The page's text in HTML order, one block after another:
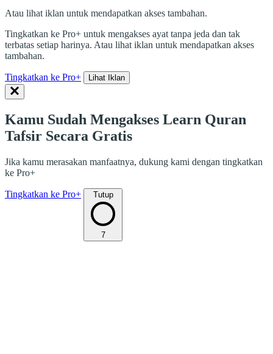
Atau lihat iklan untuk mendapatkan akses tambahan.
Tingkatkan ke Pro+ untuk mengakses ayat tanpa jeda dan tak
terbatas setiap harinya. Atau lihat iklan untuk mendapatkan akses
tambahan.
Tingkatkan ke Pro+ Lihat Iklan
Kamu Sudah Mengakses Learn Quran
Tafsir Secara Gratis
Jika kamu merasakan manfaatnya, dukung kami dengan tingkatkan
ke Pro+
Tingkatkan ke Pro+ Tutup
7